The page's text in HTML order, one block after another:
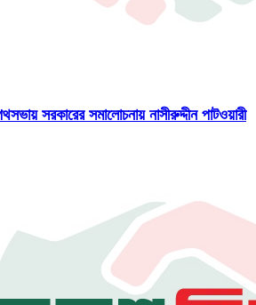
সরকারের সমালোচনায় নাসীরুদ্দীন পাটওয়ারী